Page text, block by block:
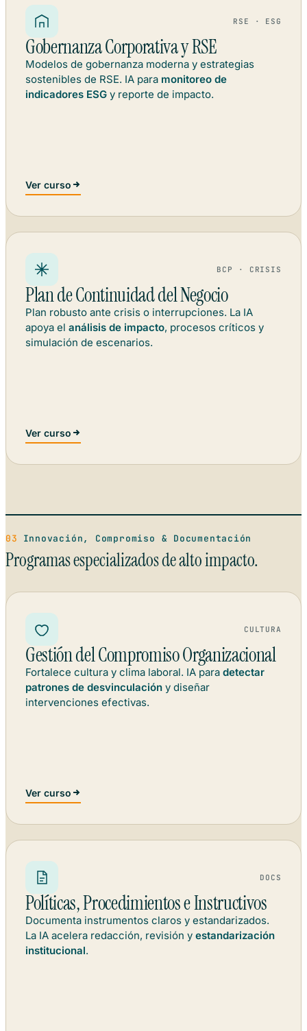
RSE · ESG
Gobernanza Corporativa y RSE
Modelos de gobernanza moderna y estrategias
sostenibles de RSE. IA para monitoreo de
indicadores ESG y reporte de impacto.
Ver curso
BCP · CRISIS
Plan de Continuidad del Negocio
Plan robusto ante crisis o interrupciones. La IA
apoya el análisis de impacto, procesos críticos y
simulación de escenarios.
Ver curso
03 Innovación, Compromiso & Documentación
Programas especializados de alto impacto.
CULTURA
Gestión del Compromiso Organizacional
Fortalece cultura y clima laboral. IA para detectar
patrones de desvinculación y diseñar
intervenciones efectivas.
Ver curso
DOCS
Políticas, Procedimientos e Instructivos
Documenta instrumentos claros y estandarizados.
La IA acelera redacción, revisión y estandarización
institucional.